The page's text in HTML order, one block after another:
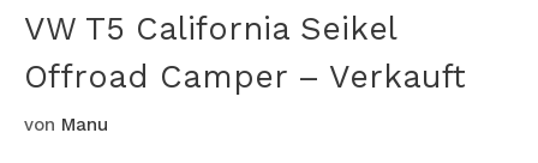
VW T5 California Seikel
Offroad Camper – Verkauft
von Manu